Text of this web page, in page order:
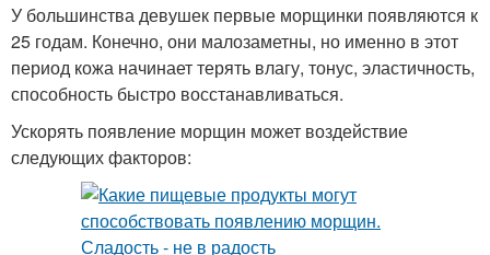
У большинства девушек первые морщинки появляются к
25 годам. Конечно, они малозаметны, но именно в этот
период кожа начинает терять влагу, тонус, эластичность,
способность быстро восстанавливаться.
Ускорять появление морщин может воздействие
следующих факторов: